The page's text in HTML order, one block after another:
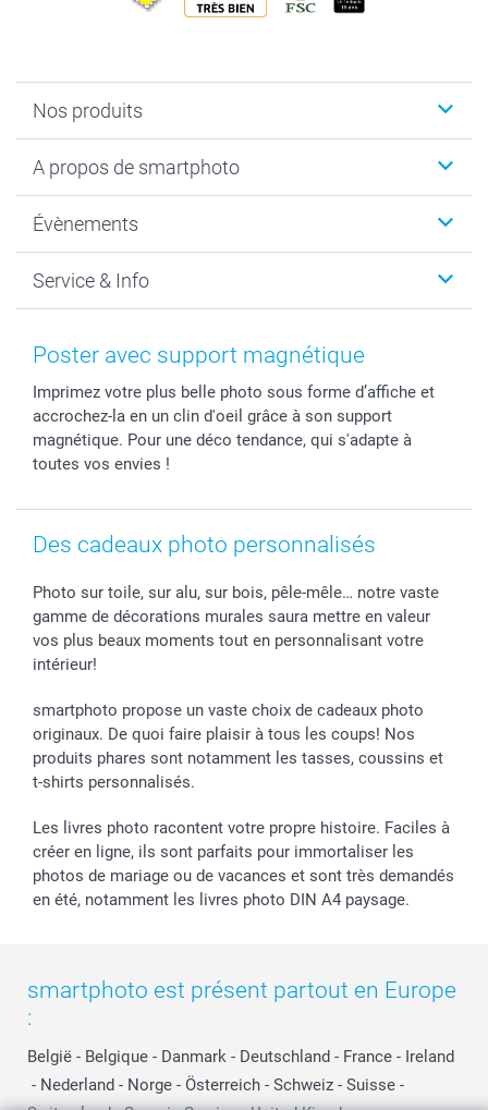
Nos produits
Cadeaux photo
MyNameBook
Développement photo & Tirage photo
Cadres photo & accessoires déco
Calendrier photos & Agendas photo
Stickers & Etiquettes
Chèque Cadeau
A propos de smartphoto
Durabilité
Gestion des cookies
Mentions Légales
Affiliation
Investor Relations
B2B smartbusiness
Évènements
Nouvel An
Fête des Mères
Confirmation ou communion
Mariage
Fête d'anniversaire
Tous les évènements
Service & Info
Tarifs et frais de livraison
Livraison en 48 heures
Modes de Paiement
Identifiez-vous
Statut de ma commande
smarfriends
smartbonus
Poster avec support magnétique
Imprimez votre plus belle photo sous forme d’affiche et
accrochez-la en un clin d'oeil grâce à son support
magnétique. Pour une déco tendance, qui s'adapte à
toutes vos envies !
Des cadeaux photo personnalisés
Photo sur toile, sur alu, sur bois, pêle-mêle… notre vaste
gamme de décorations murales saura mettre en valeur
vos plus beaux moments tout en personnalisant votre
intérieur!
smartphoto propose un vaste choix de cadeaux photo
originaux. De quoi faire plaisir à tous les coups! Nos
produits phares sont notamment les tasses, coussins et
t-shirts personnalisés.
Les livres photo racontent votre propre histoire. Faciles à
créer en ligne, ils sont parfaits pour immortaliser les
photos de mariage ou de vacances et sont très demandés
en été, notamment les livres photo DIN A4 paysage.
smartphoto est présent partout en Europe
:
België - Belgique - Danmark - Deutschland - France - Ireland
- Nederland - Norge - Österreich - Schweiz - Suisse -